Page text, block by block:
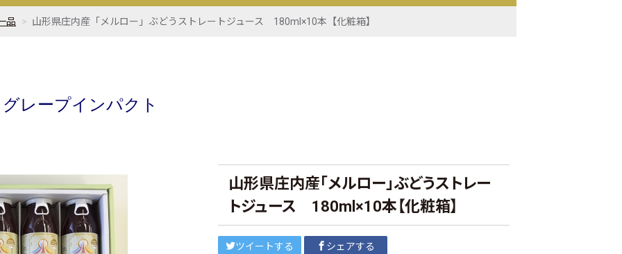
品 山形県庄内産「メルロー」ぶどうストレートジュース 180ml×10本【化粧箱】
レープインパクト
山形県庄内産「メルロー」ぶどうストレー
トジュース 180ml×10本【化粧箱】
ツイートする シェアする